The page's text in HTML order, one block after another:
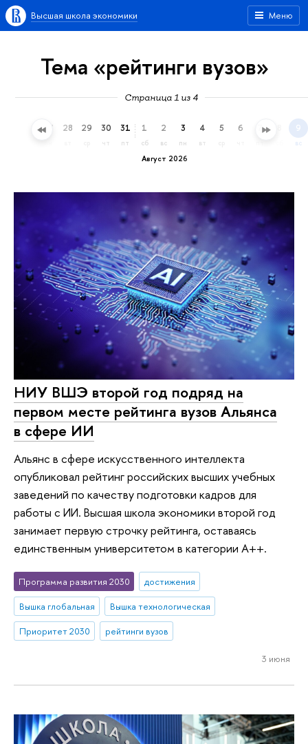
Меню
Высшая школа экономики
Тема «рейтинги вузов»
Страница 1 из 4
27 28 29 30
чт
31
пт
Август 2026
1
сб
2
вс
3
пн
4
вт
5 6 7 9
вс
НИУ ВШЭ второй год подряд на
первом месте рейтинга вузов Альянса
в сфере ИИ
Альянс в сфере искусственного интеллекта
опубликовал рейтинг российских высших учебных
заведений по качеству подготовки кадров для
работы с ИИ. Высшая школа экономики второй год
занимает первую строчку рейтинга, оставаясь
единственным университетом в категории A++.
Программа развития 2030
достижения
Вышка глобальная
Вышка технологическая
Приоритет 2030
рейтинги вузов
3 июня